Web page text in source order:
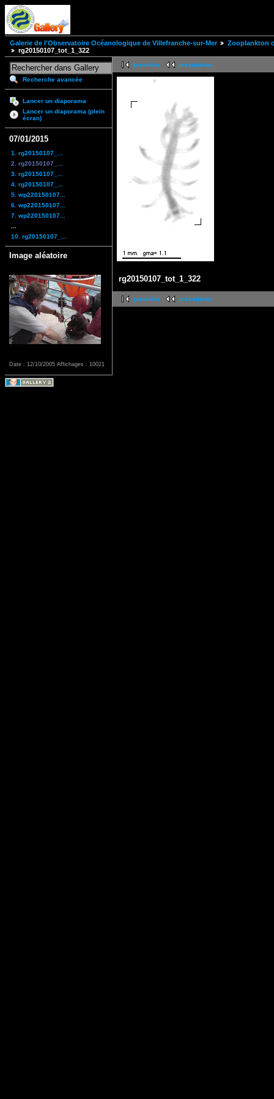
Galerie de l'Observatoire Océanologique de Villefranche-sur-Mer
Zooplankton
rg20150107_tot_1_322
Recherche avancée
Lancer un diaporama
Lancer un diaporama (plein
écran)
07/01/2015
1. rg20150107_...
2. rg20150107_...
3. rg20150107_...
4. rg20150107_...
5. wp220150107...
6. wp220150107...
7. wp220150107...
10. rg20150107_...
Image aléatoire
Date : 12/10/2005 Affichages : 10021
première précédente
rg20150107_tot_1_322
première précédente